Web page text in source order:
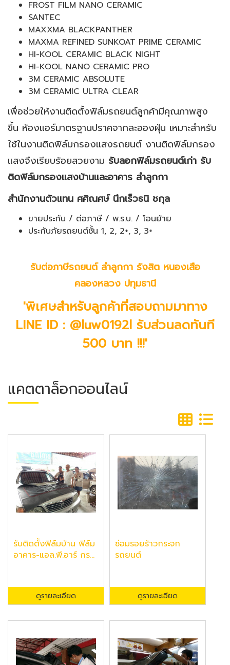
FROST FILM NANO CERAMIC
SANTEC
MAXXMA BLACKPANTHER
MAXMA REFINED SUNKOAT PRIME CERAMIC
HI-KOOL CERAMIC BLACK NIGHT
HI-KOOL NANO CERAMIC PRO
3M CERAMIC ABSOLUTE
3M CERAMIC ULTRA CLEAR
เพื่อช่วยให้งานติดตั้งฟิล์มรถยนต์ลูกค้ามีคุณภาพสูง
ขึ้น ห้องแอร์มาตรฐานปราศจากละอองฝุ่น เหมาะสำหรับ
ใช้ในงานติดฟิล์มกรองแสงรถยนต์ งานติดฟิล์มกรอง
แสงจึงเรียบร้อยสวยงาม รับลอกฟิล์มรถยนต์เก่า รับ
ติดฟิล์มกรองแสงบ้านและอาคาร ลำลูกกา
สำนักงานตัวแทน ศศิณศษ์ นึกเร็วธนิ ชกุล
ขายประกัน / ต่อภาษี / พ.ร.บ. / โอนย้าย
ประกันภัยรถยนต์ชั้น 1, 2, 2+, 3, 3+
รับต่อภาษีรถยนต์ ลำลูกกา รังสิต หนองเสือ
คลองหลวง ปทุมธานี
'พิเศษสำหรับลูกค้าที่สอบถามมาทาง
LINE ID : @luw0192l รับส่วนลดทันที
500 บาท !!!'
แคตตาล็อกออนไลน์
รับติดตั้งฟิล์มบ้าน ฟิล์ม
อาคาร-แอล.พี.อาร์ กร...
ดูรายละเอียด
ซ่อมรอยร้าวกระจก
รถยนต์
ดูรายละเอียด